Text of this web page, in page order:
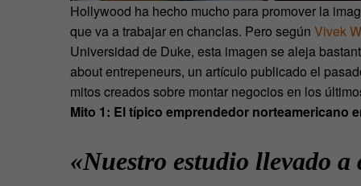
Hollywood ha hecho mucho para promover la
que va a trabajar en chanclas. Pero según Vivek
Universidad de Duke, esta imagen se aleja
about entrepeneurs, un artículo publicado el
mitos creados sobre montar negocios en los
Mito 1: El típico emprendedor norteamericano
«Nuestro estudio llevado